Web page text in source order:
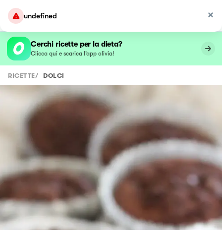
undefined
Cerchi ricette per la dieta?
Clicca qui e scarica l’app olivia!
RICETTE/ DOLCI